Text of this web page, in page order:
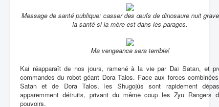
Message de santé publique: casser des œufs de dinosaure nuit
la santé si la mère est dans les parages.
Ma vengeance sera terrible!
Kai réapparaît de nos jours, ramené à la vie par Dai Satan, et
commandes du robot géant Dora Talos. Face aux forces
Satan et de Dora Talos, les Shugojûs sont rapidement
apparemment détruits, privant du même coup les Zyu Rangers
pouvoirs.